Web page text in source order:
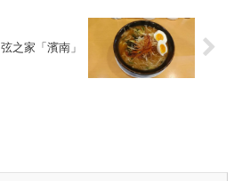
弦之家「濱南」